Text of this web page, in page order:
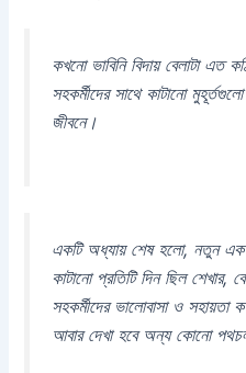
কখনো ভাবিনি বিদায় বেলাটা এত
সহকর্মীদের সাথে কাটানো
জীবনে।
একটি অধ্যায় শেষ হলো, নতুন এক
কাটানো প্রতিটি দিন ছিল
সহকর্মীদের ভালোবাসা ও
আবার দেখা হবে অন্য কোনো